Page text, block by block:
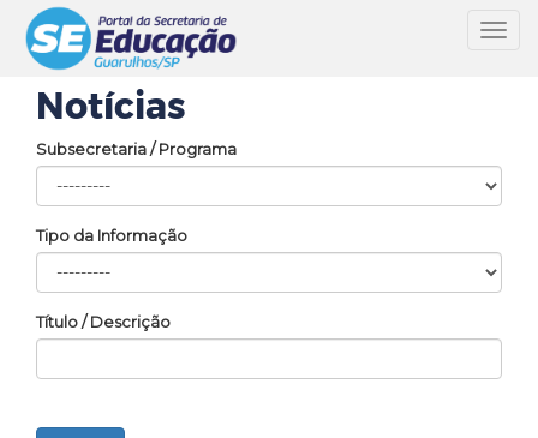
Notícias
Subsecretaria / Programa
Tipo da Informação
Título / Descrição